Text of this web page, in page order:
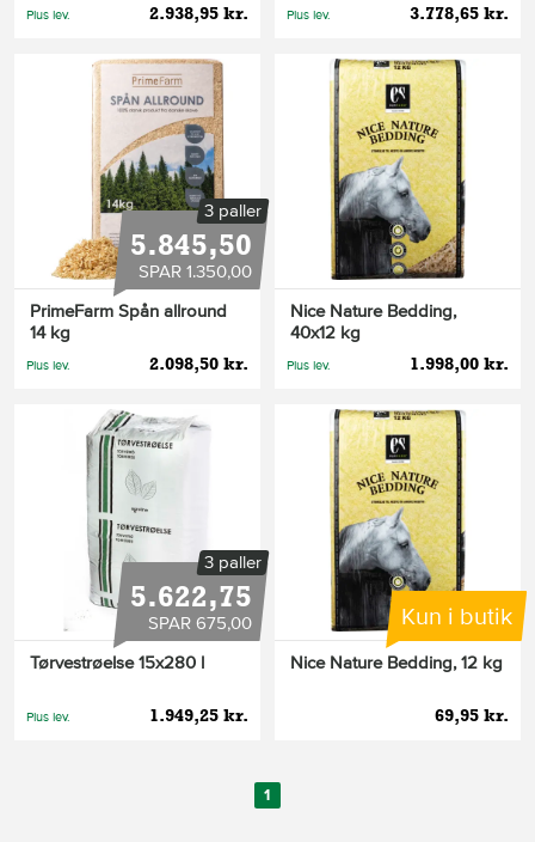
2.938,95 kr.
Plus lev. 3.778,65 kr.
Plus lev.
3 paller
5.845,50
SPAR 1.350,00
PrimeFarm Spån allround
14 kg
2.098,50 kr.
Plus lev.
Nice Nature Bedding,
40x12 kg
1.998,00 kr.
Plus lev.
3 paller
5.622,75
SPAR 675,00
Tørvestrøelse 15x280 l
1.949,25 kr.
Plus lev.
Kun i butik
Nice Nature Bedding, 12 kg
69,95 kr.
1